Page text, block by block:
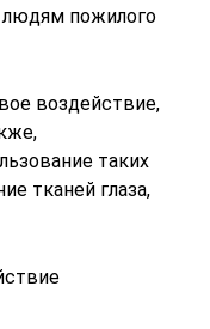
людям пожилого
воздействие,
таких
тканей глаза,